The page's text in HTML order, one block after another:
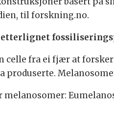
til forskning.no.
celle fra ei fjær at
produserte.
melanosomer: